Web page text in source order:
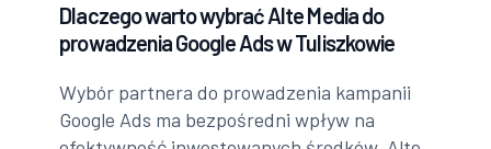
Dlaczego warto wybrać Alte Media do
prowadzenia Google Ads w Tuliszkowie
Wybór partnera do prowadzenia kampanii
Google Ads ma bezpośredni wpływ na